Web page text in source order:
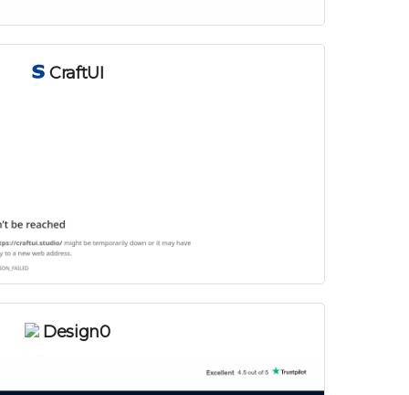
CraftUI
Design0